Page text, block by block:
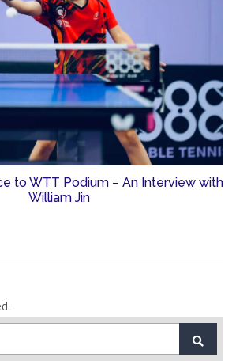
to WTT Podium – An Interview with
William Jin